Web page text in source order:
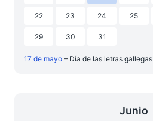
22 23 24 25
29 30 31
17 de mayo – Día de las letras gallegas
Junio